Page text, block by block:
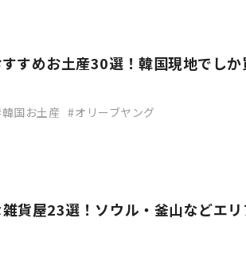
すめお土産30選！韓国現地でしか
韓国お土産 オリーブヤング
貨屋23選！ソウル・釜山などエリ